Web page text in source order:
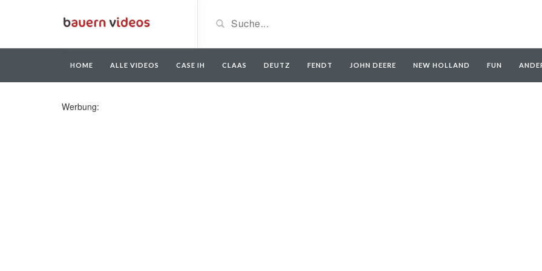
HOME ALLE VIDEOS CASE IH CLAAS DEUTZ FENDT JOHN DEERE NEW HOLLAND FUN
Werbung: